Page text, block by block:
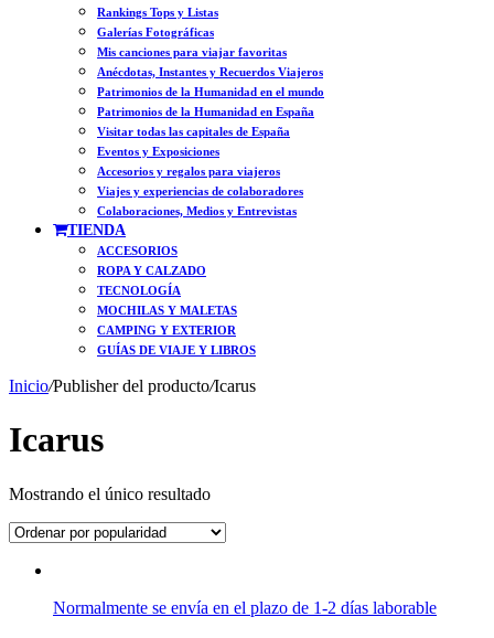
Rankings Tops y Listas
Galerías Fotográficas
Mis canciones para viajar favoritas
Anécdotas, Instantes y Recuerdos Viajeros
Patrimonios de la Humanidad en el mundo
Patrimonios de la Humanidad en España
Visitar todas las capitales de España
Eventos y Exposiciones
Accesorios y regalos para viajeros
Viajes y experiencias de colaboradores
Colaboraciones, Medios y Entrevistas
TIENDA
ACCESORIOS
ROPA Y CALZADO
TECNOLOGÍA
MOCHILAS Y MALETAS
CAMPING Y EXTERIOR
GUÍAS DE VIAJE Y LIBROS
Inicio/Publisher del producto/Icarus
Icarus
Mostrando el único resultado
Normalmente se envía en el plazo de 1-2 días laborable